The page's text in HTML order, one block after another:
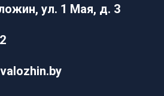
ул. 1 Мая, д. 3